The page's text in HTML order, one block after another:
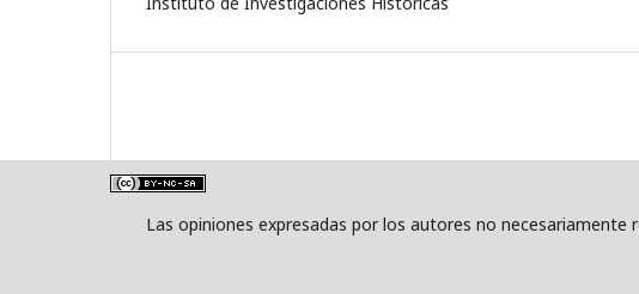
Las opiniones expresadas por los autores no necesariamente